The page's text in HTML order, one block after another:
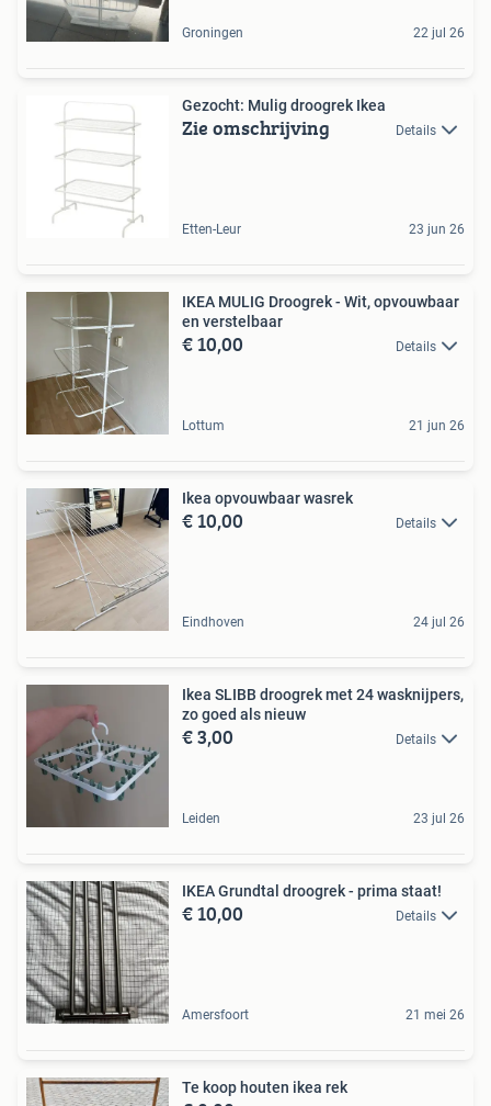
Groningen 22 jul 26
Gezocht: Mulig droogrek Ikea
Zie omschrijving Details
Etten-Leur 23 jun 26
IKEA MULIG Droogrek - Wit, opvouwbaar
en verstelbaar
€ 10,00 Details
Lottum 21 jun 26
Ikea opvouwbaar wasrek
€ 10,00 Details
Eindhoven 24 jul 26
Ikea SLIBB droogrek met 24 wasknijpers,
zo goed als nieuw
€ 3,00 Details
Leiden 23 jul 26
IKEA Grundtal droogrek - prima staat!
€ 10,00 Details
Amersfoort 21 mei 26
Te koop houten ikea rek